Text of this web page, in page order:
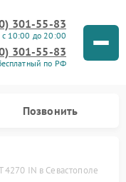
301-55-83
с 10:00 до 20:00
301-55-83
по РФ
Позвонить
4270 IN в Севастополе